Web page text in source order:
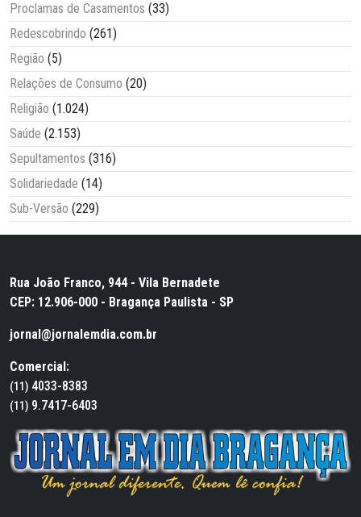
Proclamas de Casamentos (33)
Redescobrindo (261)
Região (5)
Relações de Consumo (20)
Religião (1.024)
Saúde (2.153)
Sepultamentos (316)
Solidariedade (14)
Sub-Versão (229)
Rua João Franco, 944 - Vila Bernadete
CEP: 12.906-000 - Bragança Paulista - SP
jornal@jornalemdia.com.br
Comercial:
(11) 4033-8383
(11) 9.7417-6403